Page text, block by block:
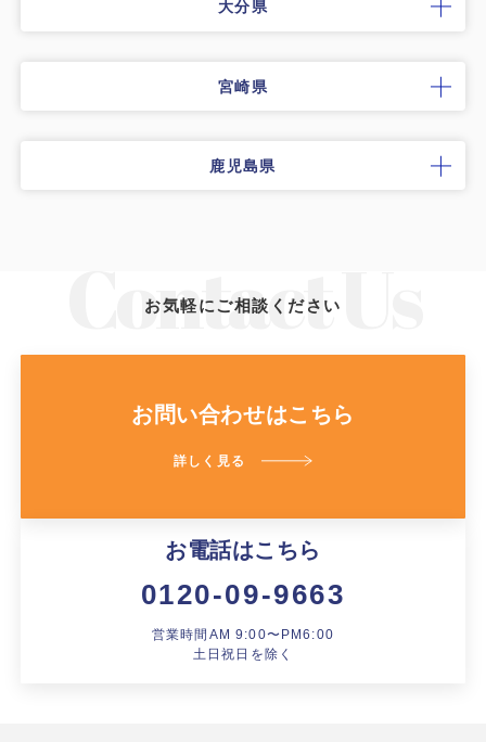
大分県
宮崎県
鹿児島県
お気軽にご相談ください
お問い合わせはこちら
詳しく見る
お電話はこちら
0120-09-9663
営業時間AM 9:00〜PM6:00
土日祝日を除く